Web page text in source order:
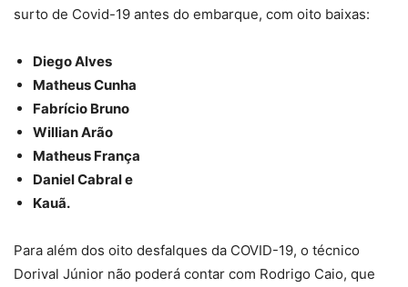
surto de Covid-19 antes do embarque, com oito baixas:
Diego Alves
Matheus Cunha
Fabrício Bruno
Willian Arão
Matheus França
Daniel Cabral e
Kauã.
Para além dos oito desfalques da COVID-19, o técnico
Dorival Júnior não poderá contar com Rodrigo Caio, que